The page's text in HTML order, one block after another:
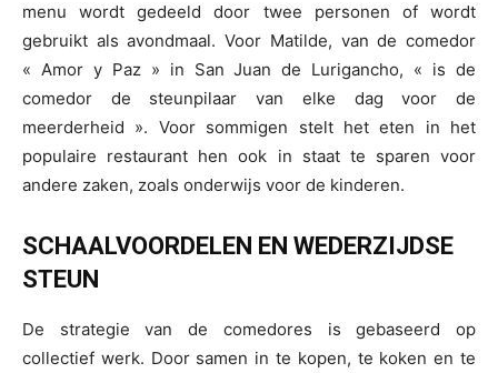
menu wordt gedeeld door twee personen of wordt
gebruikt als avondmaal. Voor Matilde, van de comedor
« Amor y Paz » in San Juan de Lurigancho, « is de
comedor de steunpilaar van elke dag voor de
meerderheid ». Voor sommigen stelt het eten in het
populaire restaurant hen ook in staat te sparen voor
andere zaken, zoals onderwijs voor de kinderen.
SCHAALVOORDELEN EN WEDERZIJDSE
STEUN
De strategie van de comedores is gebaseerd op
collectief werk. Door samen in te kopen, te koken en te